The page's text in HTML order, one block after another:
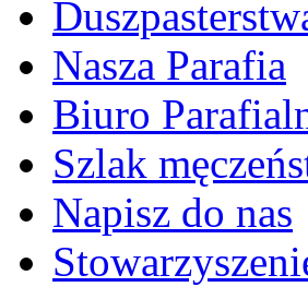
Nasza Parafia
Biuro
Szlak
Napisz do nas